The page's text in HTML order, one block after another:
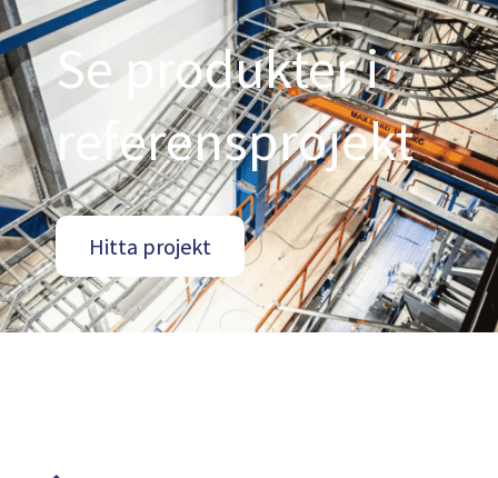
Se produkter i
referensprojekt
Hitta projekt